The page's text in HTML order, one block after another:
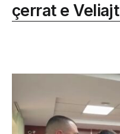
çerrat e Veliajt